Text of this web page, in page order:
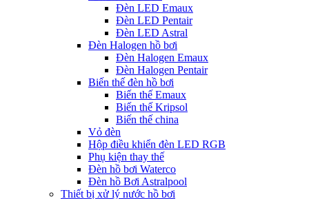
Đèn LED Emaux
Đèn LED Pentair
Đèn LED Astral
Đèn Halogen hồ bơi
Đèn Halogen Emaux
Đèn Halogen Pentair
Biến thế đèn hồ bơi
Biến thế Emaux
Biến thế Kripsol
Biến thế china
Vỏ đèn
Hộp điều khiển đèn LED RGB
Phụ kiện thay thế
Đèn hồ bơi Waterco
Đèn hồ Bơi Astralpool
Thiết bị xử lý nước hồ bơi